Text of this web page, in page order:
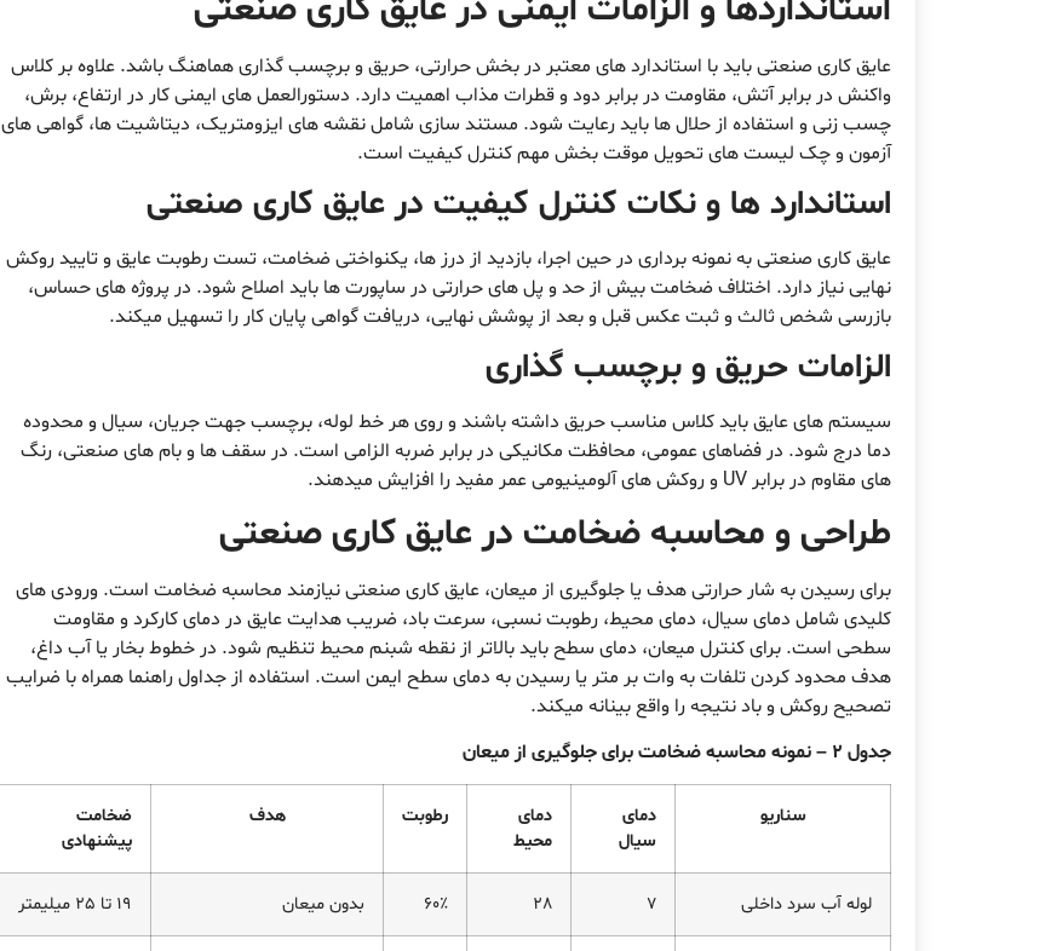
عایق کاری صنعتی باید با استاندارد های معتبر در بخش حرارتی، حریق و برچسب گذاری هماهنگ باشد. علاوه بر کلاس
واکنش در برابر آتش، مقاومت در برابر دود و قطرات مذاب اهمیت دارد. دستورالعمل های ایمنی کار در ارتفاع، برش،
چسب زنی و استفاده از حلال ها باید رعایت شود. مستند سازی شامل نقشه های ایزومتریک، دیتاشیت ها، گواهی های
آزمون و چک لیست های تحویل موقت بخش مهم کنترل کیفیت است.
استاندارد ها و نکات کنترل کیفیت در عایق کاری صنعتی
عایق کاری صنعتی به نمونه برداری در حین اجرا، بازدید از درز ها، یکنواختی ضخامت، تست رطوبت عایق و تایید روکش
نهایی نیاز دارد. اختلاف ضخامت بیش از حد و پل های حرارتی در ساپورت ها باید اصلاح شود. در پروژه های حساس،
بازرسی شخص ثالث و ثبت عکس قبل و بعد از پوشش نهایی، دریافت گواهی پایان کار را تسهیل میکند.
الزامات حریق و برچسب گذاری
سیستم های عایق باید کلاس مناسب حریق داشته باشند و روی هر خط لوله، برچسب جهت جریان، سیال و محدوده
دما درج شود. در فضاهای عمومی، محافظت مکانیکی در برابر ضربه الزامی است. در سقف ها و بام های صنعتی، رنگ
های مقاوم در برابر UV و روکش های آلومینیومی عمر مفید را افزایش میدهند.
طراحی و محاسبه ضخامت در عایق کاری صنعتی
برای رسیدن به شار حرارتی هدف یا جلوگیری از میعان، عایق کاری صنعتی نیازمند محاسبه ضخامت است. ورودی های
کلیدی شامل دمای سیال، دمای محیط، رطوبت نسبی، سرعت باد، ضریب هدایت عایق در دمای کارکرد و مقاومت
سطحی است. برای کنترل میعان، دمای سطح باید بالاتر از نقطه شبنم محیط تنظیم شود. در خطوط بخار یا آب داغ،
هدف محدود کردن تلفات به وات بر متر یا رسیدن به دمای سطح ایمن است. استفاده از جداول راهنما همراه با ضرایب
تصحیح روکش و باد نتیجه را واقع بینانه میکند.
جدول 2 – نمونه محاسبه ضخامت برای جلوگیری از میعان
سناریو
دمای
سیال
دمای
محیط
رطوبت هدف
ضخامت
پیشنهادی
لوله آب سرد داخلی 7
28 60٪ بدون میعان 19 تا 25 میلیمتر